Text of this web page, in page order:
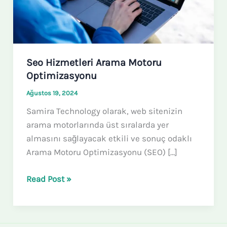
Seo Hizmetleri Arama Motoru
Optimizasyonu
Ağustos 19, 2024
Samira Technology olarak, web sitenizin
arama motorlarında üst sıralarda yer
almasını sağlayacak etkili ve sonuç odaklı
Arama Motoru Optimizasyonu (SEO) […]
Read Post »